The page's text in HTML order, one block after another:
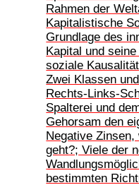
Rahmen der
Kapitalistische
Grundlage des
Kapital und
soziale
Zwei Klassen
Rechts-Links-
Spalterei und
Gehorsam den
Negative
geht?; Viele der
bestimmten